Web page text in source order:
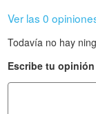
Ver las 0
Todavía no hay
Escribe tu